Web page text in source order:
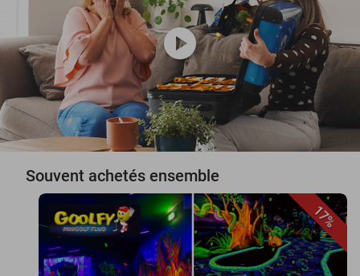
play_circle
Souvent achetés ensemble
17%